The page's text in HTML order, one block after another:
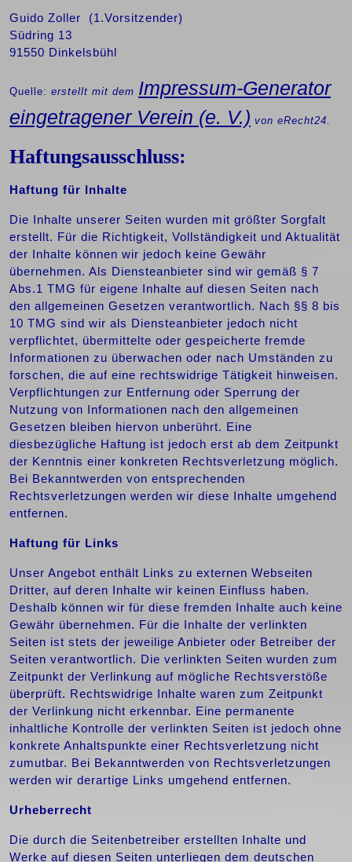
Guido Zoller (1.Vorsitzender)
Südring 13
91550 Dinkelsbühl
Quelle: erstellt mit dem Impressum-Generator
eingetragener Verein (e. V.) von eRecht24.
Haftungsausschluss:
Haftung für Inhalte
Die Inhalte unserer Seiten wurden mit größter Sorgfalt
erstellt. Für die Richtigkeit, Vollständigkeit und Aktualität
der Inhalte können wir jedoch keine Gewähr
übernehmen. Als Diensteanbieter sind wir gemäß § 7
Abs.1 TMG für eigene Inhalte auf diesen Seiten nach
den allgemeinen Gesetzen verantwortlich. Nach §§ 8 bis
10 TMG sind wir als Diensteanbieter jedoch nicht
verpflichtet, übermittelte oder gespeicherte fremde
Informationen zu überwachen oder nach Umständen zu
forschen, die auf eine rechtswidrige Tätigkeit hinweisen.
Verpflichtungen zur Entfernung oder Sperrung der
Nutzung von Informationen nach den allgemeinen
Gesetzen bleiben hiervon unberührt. Eine
diesbezügliche Haftung ist jedoch erst ab dem Zeitpunkt
der Kenntnis einer konkreten Rechtsverletzung möglich.
Bei Bekanntwerden von entsprechenden
Rechtsverletzungen werden wir diese Inhalte umgehend
entfernen.
Haftung für Links
Unser Angebot enthält Links zu externen Webseiten
Dritter, auf deren Inhalte wir keinen Einfluss haben.
Deshalb können wir für diese fremden Inhalte auch keine
Gewähr übernehmen. Für die Inhalte der verlinkten
Seiten ist stets der jeweilige Anbieter oder Betreiber der
Seiten verantwortlich. Die verlinkten Seiten wurden zum
Zeitpunkt der Verlinkung auf mögliche Rechtsverstöße
überprüft. Rechtswidrige Inhalte waren zum Zeitpunkt
der Verlinkung nicht erkennbar. Eine permanente
inhaltliche Kontrolle der verlinkten Seiten ist jedoch ohne
konkrete Anhaltspunkte einer Rechtsverletzung nicht
zumutbar. Bei Bekanntwerden von Rechtsverletzungen
werden wir derartige Links umgehend entfernen.
Urheberrecht
Die durch die Seitenbetreiber erstellten Inhalte und
Werke auf diesen Seiten unterliegen dem deutschen